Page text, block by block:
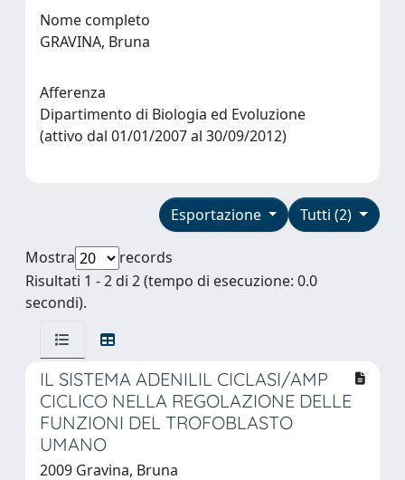
Nome completo
GRAVINA, Bruna
Afferenza
Dipartimento di Biologia ed Evoluzione
(attivo dal 01/01/2007 al 30/09/2012)
Tutti (2)
Esportazione
Mostra
records
Risultati 1 - 2 di 2 (tempo di esecuzione: 0.0
secondi).
IL SISTEMA ADENILIL CICLASI/AMP
CICLICO NELLA REGOLAZIONE DELLE
FUNZIONI DEL TROFOBLASTO
UMANO
2009 Gravina, Bruna